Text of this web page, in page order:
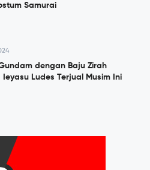
Samurai
dengan Baju Zirah
Ludes Terjual Musim Ini